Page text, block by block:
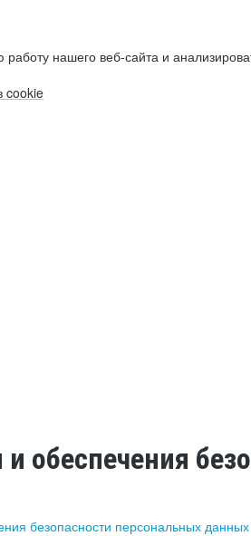
нашего веб-сайта и
cookie
обеспечения
безопасности персональных